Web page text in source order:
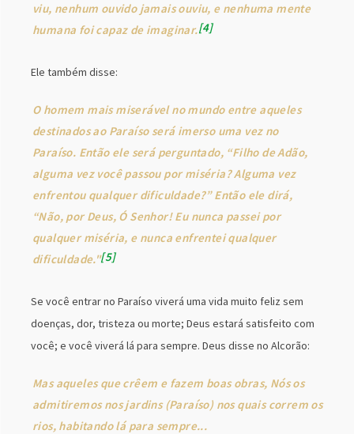
viu, nenhum ouvido jamais ouviu, e nenhuma mente
humana foi capaz de imaginar. 4
Ele também disse:
O homem mais miserável no mundo entre aqueles
destinados ao Paraíso será imerso uma vez no
Paraíso. Então ele será perguntado, “Filho de Adão,
alguma vez você passou por miséria? Alguma vez
enfrentou qualquer dificuldade?” Então ele dirá,
“Não, por Deus, Ó Senhor! Eu nunca passei por
qualquer miséria, e nunca enfrentei qualquer
dificuldade." 5
Se você entrar no Paraíso viverá uma vida muito feliz sem
doenças, dor, tristeza ou morte; Deus estará satisfeito com
você; e você viverá lá para sempre. Deus disse no Alcorão:
Mas aqueles que crêem e fazem boas obras, Nós os
admitiremos nos jardins (Paraíso) nos quais correm os
rios, habitando lá para sempre...